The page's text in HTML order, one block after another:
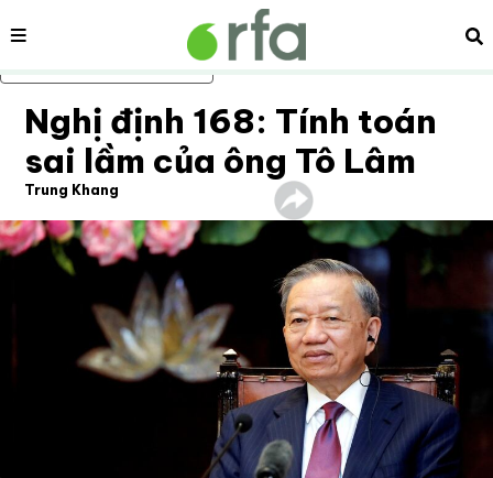
Bỏ qua nội dung chính
Nội dung
Nghị định 168: Tính toán
sai lầm của ông Tô Lâm
Trung Khang